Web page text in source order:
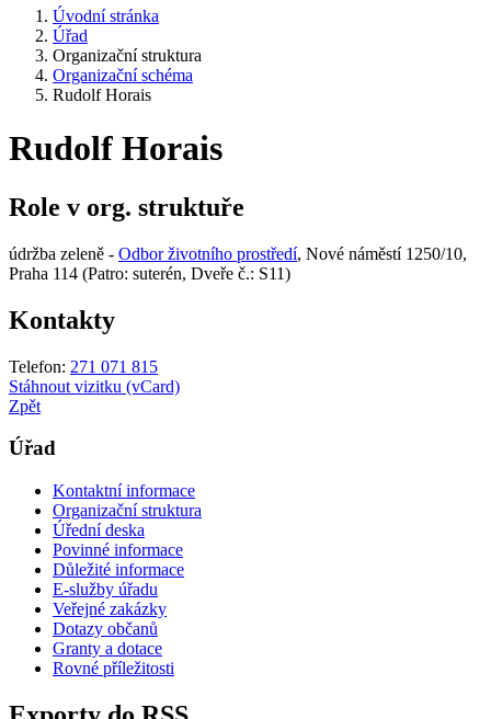
Úvodní stránka
Úřad
Organizační struktura
Organizační schéma
Rudolf Horais
Rudolf Horais
Role v org. struktuře
údržba zeleně - Odbor životního prostředí, Nové náměstí 1250/10,
Praha 114 (Patro: suterén, Dveře č.: S11)
Kontakty
Telefon: 271 071 815
Stáhnout vizitku (vCard)
Zpět
Úřad
Kontaktní informace
Organizační struktura
Úřední deska
Povinné informace
Důležité informace
E-služby úřadu
Veřejné zakázky
Dotazy občanů
Granty a dotace
Rovné příležitosti